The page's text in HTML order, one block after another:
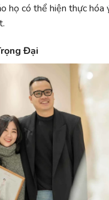
họ có thể hiện thực hóa
Đại